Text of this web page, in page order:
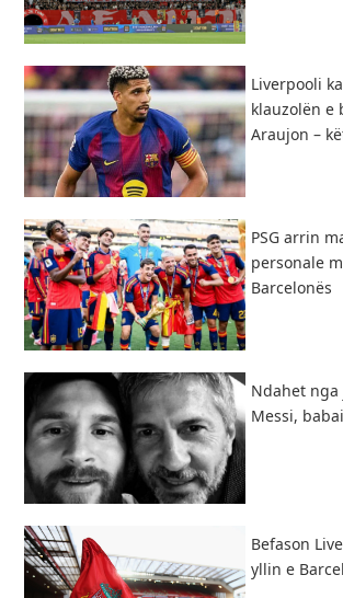
Liverpooli
klauzolën e
Araujon –
PSG arrin
personale
Barcelonës
Ndahet nga
Messi,
Befason
yllin e